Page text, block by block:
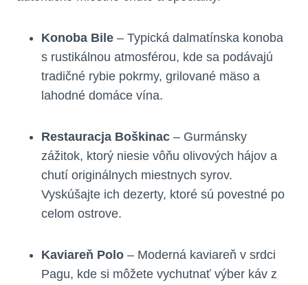
Konoba Bile – Typická dalmatínska konoba
s rustikálnou atmosférou, kde sa podávajú
tradičné rybie pokrmy, grilované mäso a
lahodné domáce vína.
Restauracja Boškinac – Gurmánsky
zážitok, ktorý niesie vôňu olivových hájov a
chutí originálnych miestnych syrov.
Vyskúšajte ich dezerty, ktoré sú povestné po
celom ostrove.
Kaviareň Polo – Moderná kaviareň v srdci
Pagu, kde si môžete vychutnať výber káv z